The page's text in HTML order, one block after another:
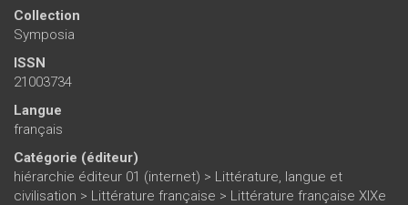
Collection
Symposia
ISSN
21003734
Langue
français
Catégorie (éditeur)
hiérarchie éditeur 01 (internet) > Littérature, langue et
civilisation > Littérature française > Littérature française XIXe